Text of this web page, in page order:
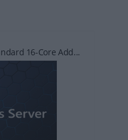
16-Core Add...